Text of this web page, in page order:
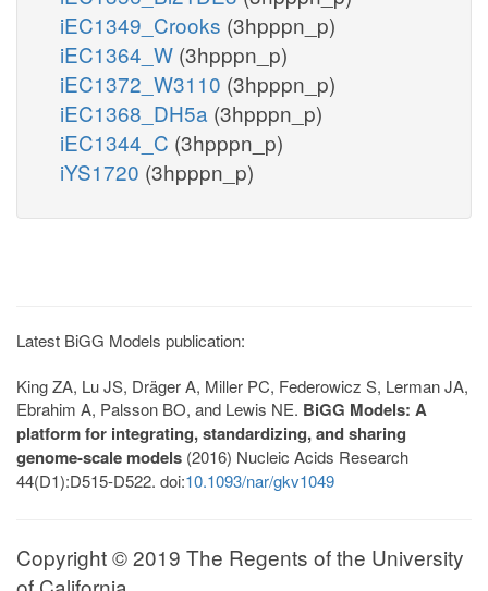
iEC1349_Crooks (3hpppn_p)
iEC1364_W (3hpppn_p)
iEC1372_W3110 (3hpppn_p)
iEC1368_DH5a (3hpppn_p)
iEC1344_C (3hpppn_p)
iYS1720 (3hpppn_p)
Latest BiGG Models publication:
King ZA, Lu JS, Dräger A, Miller PC, Federowicz S, Lerman JA,
Ebrahim A, Palsson BO, and Lewis NE. BiGG Models: A
platform for integrating, standardizing, and sharing
genome-scale models (2016) Nucleic Acids Research
44(D1):D515-D522. doi:10.1093/nar/gkv1049
Copyright © 2019 The Regents of the University